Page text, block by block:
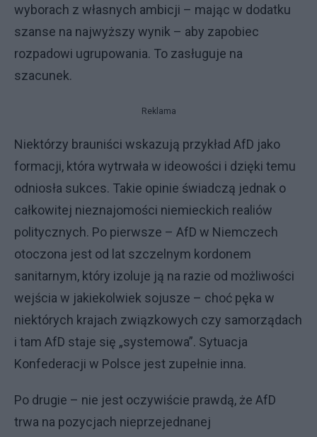
wyborach z własnych ambicji – mając w dodatku
szanse na najwyższy wynik – aby zapobiec
rozpadowi ugrupowania. To zasługuje na
szacunek.
Reklama
Niektórzy brauniści wskazują przykład AfD jako
formacji, która wytrwała w ideowości i dzięki temu
odniosła sukces. Takie opinie świadczą jednak o
całkowitej nieznajomości niemieckich realiów
politycznych. Po pierwsze – AfD w Niemczech
otoczona jest od lat szczelnym kordonem
sanitarnym, który izoluje ją na razie od możliwości
wejścia w jakiekolwiek sojusze – choć pęka w
niektórych krajach związkowych czy samorządach
i tam AfD staje się „systemowa”. Sytuacja
Konfederacji w Polsce jest zupełnie inna.
Po drugie – nie jest oczywiście prawdą, że AfD
trwa na pozycjach nieprzejednanej